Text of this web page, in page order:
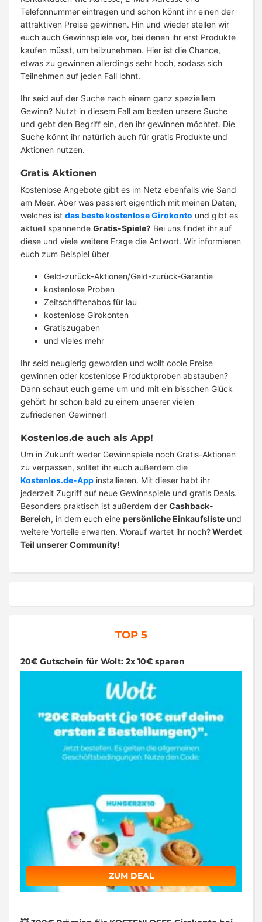
Telefonnummer eintragen und schon könnt ihr einen der
attraktiven Preise gewinnen. Hin und wieder stellen wir
euch auch Gewinnspiele vor, bei denen ihr erst Produkte
kaufen müsst, um teilzunehmen. Hier ist die Chance,
etwas zu gewinnen allerdings sehr hoch, sodass sich
Teilnehmen auf jeden Fall lohnt.
Ihr seid auf der Suche nach einem ganz speziellem
Gewinn? Nutzt in diesem Fall am besten unsere Suche
und gebt den Begriff ein, den ihr gewinnen möchtet. Die
Suche könnt ihr natürlich auch für gratis Produkte und
Aktionen nutzen.
Gratis Aktionen
Kostenlose Angebote gibt es im Netz ebenfalls wie Sand
am Meer. Aber was passiert eigentlich mit meinen Daten,
welches ist das beste kostenlose Girokonto und gibt es
aktuell spannende Gratis-Spiele? Bei uns findet ihr auf
diese und viele weitere Frage die Antwort. Wir informieren
euch zum Beispiel über
Geld-zurück-Aktionen/Geld-zurück-Garantie
kostenlose Proben
Zeitschriftenabos für lau
kostenlose Girokonten
Gratiszugaben
und vieles mehr
Ihr seid neugierig geworden und wollt coole Preise
gewinnen oder kostenlose Produktproben abstauben?
Dann schaut euch gerne um und mit ein bisschen Glück
gehört ihr schon bald zu einem unserer vielen
zufriedenen Gewinner!
Kostenlos.de auch als App!
Um in Zukunft weder Gewinnspiele noch Gratis-Aktionen
zu verpassen, solltet ihr euch außerdem die
Kostenlos.de-App installieren. Mit dieser habt ihr
jederzeit Zugriff auf neue Gewinnspiele und gratis Deals.
Besonders praktisch ist außerdem der Cashback-
Bereich, in dem euch eine persönliche Einkaufsliste und
weitere Vorteile erwarten. Worauf wartet ihr noch?Werdet
Teil unserer Community!
TOP 5
20€ Gutschein für Wolt: 2x 10€ sparen
ZUM DEAL